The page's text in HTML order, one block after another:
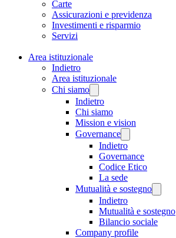
Carte
Assicurazioni e previdenza
Investimenti e risparmio
Servizi
Area istituzionale
Indietro
Area istituzionale
Chi siamo
Indietro
Chi siamo
Mission e vision
Governance
Indietro
Governance
Codice Etico
La sede
Mutualità e sostegno
Indietro
Mutualità e sostegno
Bilancio sociale
Company profile